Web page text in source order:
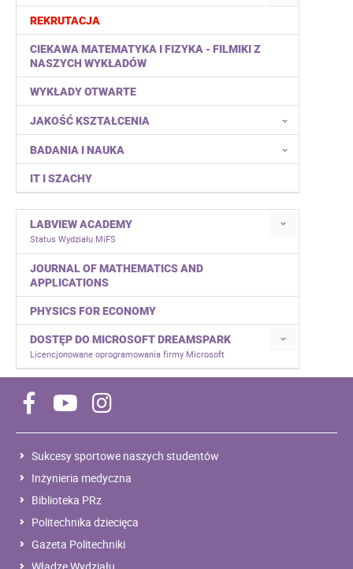
REKRUTACJA
CIEKAWA MATEMATYKA I FIZYKA - FILMIKI Z
NASZYCH WYKŁADÓW
WYKŁADY OTWARTE
JAKOŚĆ KSZTAŁCENIA
BADANIA I NAUKA
IT I SZACHY
LABVIEW ACADEMY
Status Wydziału MiFS
JOURNAL OF MATHEMATICS AND
APPLICATIONS
PHYSICS FOR ECONOMY
DOSTĘP DO MICROSOFT DREAMSPARK
Licencjonowane oprogramowania firmy Microsoft
Sukcesy sportowe naszych studentów
Inżynieria medyczna
Biblioteka PRz
Politechnika dziecięca
Gazeta Politechniki